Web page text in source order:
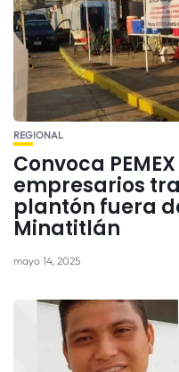
REGIONAL
Convoca
empresarios
plantón fuera
Minatitlán
mayo 14, 2025